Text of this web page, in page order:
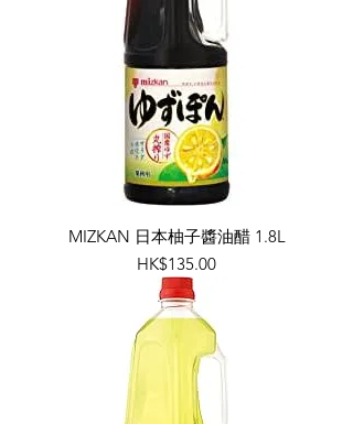
MIZKAN 日本柚子醬油醋 1.8L
價格
HK$135.00